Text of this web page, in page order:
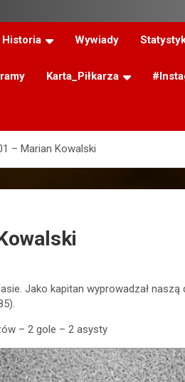
Historia Wywiady
Karta_Piłkarza
– Marian Kowalski
Jako kapitan wyprowadzał
– 2 gole – 2 asysty